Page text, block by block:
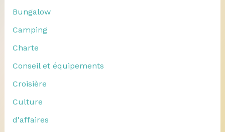
Bungalow
Camping
Charte
Conseil et équipements
Croisière
Culture
d'affaires